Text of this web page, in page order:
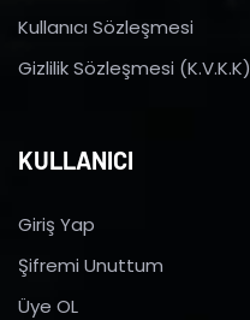
Kullanıcı Sözleşmesi
Gizlilik Sözleşmesi (K.V.K.K)
KULLANICI
Giriş Yap
Şifremi Unuttum
Üye OL